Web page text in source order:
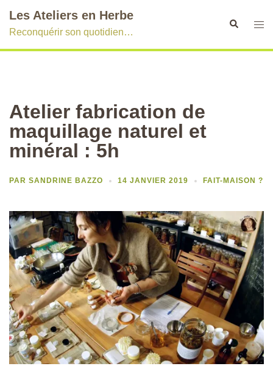
au
contenu
Les Ateliers en Herbe
Reconquérir son quotidien…
Rechercher
Atelier fabrication de
maquillage naturel et
minéral : 5h
PAR SANDRINE BAZZO 14 JANVIER 2019 FAIT-MAISON ?